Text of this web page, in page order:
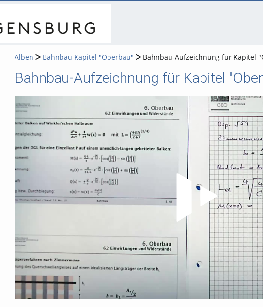
Alben Bahnbau Kapitel "Oberbau" Bahnbau-Aufzeichnung für Kapitel
Bahnbau-Aufzeichnung für Kapitel
Video